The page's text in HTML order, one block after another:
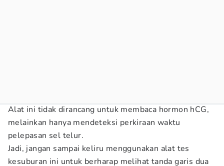
Alat ini tidak dirancang untuk membaca hormon hCG,
melainkan hanya mendeteksi perkiraan waktu
pelepasan sel telur.
Jadi, jangan sampai keliru menggunakan alat tes
kesuburan ini untuk berharap melihat tanda garis dua